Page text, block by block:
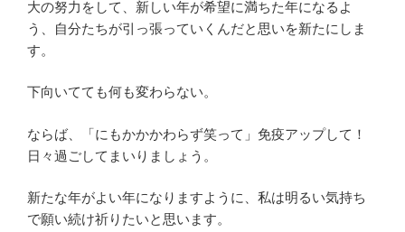
大の努力をして、新しい年が希望に満ちた年になるよ
う、自分たちが引っ張っていくんだと思いを新たにしま
す。
下向いてても何も変わらない。
ならば、「にもかかかわらず笑って」免疫アップして！
日々過ごしてまいりましょう。
新たな年がよい年になりますように、私は明るい気持ち
で願い続け祈りたいと思います。